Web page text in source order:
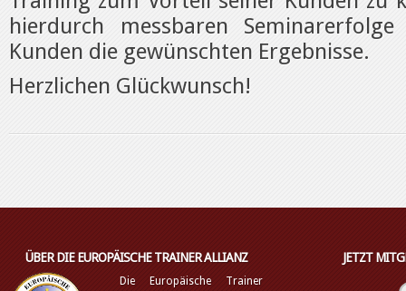
hierdurch messbaren
Kunden die gewünschten Ergebnisse.
Herzlichen Glückwunsch!
ÜBER DIE EUROPÄISCHE TRAINER ALLIANZ
Die Europäische Trainer
JETZT